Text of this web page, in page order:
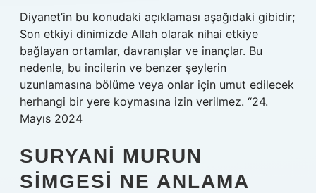
Diyanet’in bu konudaki açıklaması aşağıdaki gibidir;
Son etkiyi dinimizde Allah olarak nihai etkiye
bağlayan ortamlar, davranışlar ve inançlar. Bu
nedenle, bu incilerin ve benzer şeylerin
uzunlamasına bölüme veya onlar için umut edilecek
herhangi bir yere koymasına izin verilmez. “24.
Mayıs 2024
SURYANI MURUN
SIMGESI NE ANLAMA